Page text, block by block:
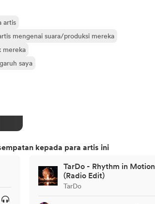
artis
mengenai suara/produksi mereka
mereka
saya
kepada para artis ini
TarDo - Rhythm in Motion
(Radio Edit)
TarDo